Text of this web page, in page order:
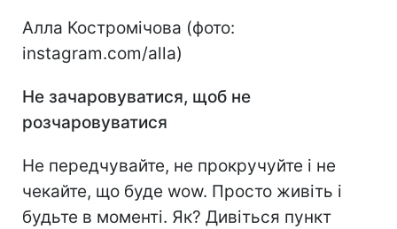
Алла Костромічова (фото:
instagram.com/alla)
Не зачаровуватися, щоб не
розчаровуватися
Не передчувайте, не прокручуйте і не
чекайте, що буде wow. Просто живіть і
будьте в моменті. Як? Дивіться пункт